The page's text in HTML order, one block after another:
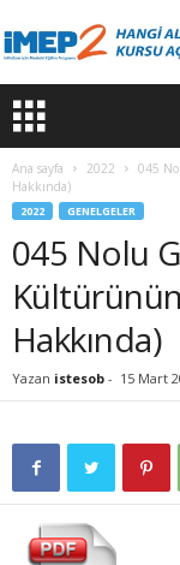
Ana sayfa 2022
045
Hakkında)
2022 GENELGELER
045 Nolu
Kültürünün
Hakkında)
Yazan istesob - 15 Mart